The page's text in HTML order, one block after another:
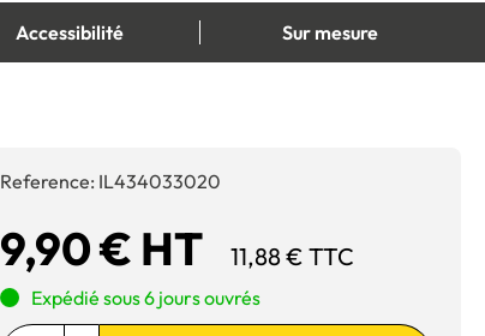
Accessibilité Sur mesure
Reference: IL434033020
9,90 € HT 11,88 € TTC
Expédié sous 6 jours ouvrés